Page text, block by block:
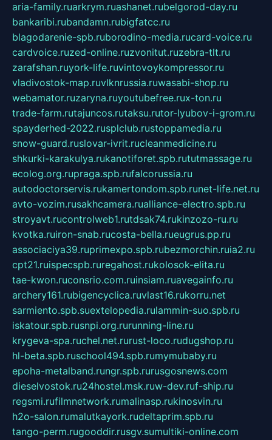
aria-family.ruarkrym.ruashanet.rubelgorod-day.ru
bankaribi.rubandamn.rubigfatcc.ru
blagodarenie-spb.ruborodino-media.rucard-voice.ru
cardvoice.ruzed-online.ruzvonitut.ruzebra-tlt.ru
zarafshan.ruyork-life.ruvintovoykompressor.ru
vladivostok-map.ruvlknrussia.ruwasabi-shop.ru
webamator.ruzaryna.ruyoutubefree.rux-ton.ru
trade-farm.rutajuncos.rutaksu.rutor-lyubov-i-grom.ru
spayderhed-2022.rusplclub.rustoppamedia.ru
snow-guard.ruslovar-ivrit.rucleanmedicine.ru
shkurki-karakulya.rukanotiforet.spb.rututmassage.ru
ecolog.org.rupraga.spb.rufalcorussia.ru
autodoctorservis.rukamertondom.spb.runet-life.net.ru
avto-vozim.rusakhcamera.rualliance-electro.spb.ru
stroyavt.rucontrolweb1.rutdsak74.rukinzozo-ru.ru
kvotka.ruiron-snab.rucosta-bella.rueugrus.pp.ru
associaciya39.ruprimexpo.spb.rubezmorchin.ruia2.ru
cpt21.ruispecspb.ruregahost.rukolosok-elita.ru
tae-kwon.ruconsrio.com.ruinsiam.ruavegainfo.ru
archery161.rubigencyclica.ruvlast16.rukorru.net
sarmiento.spb.suextelopedia.rulammin-suo.spb.ru
iskatour.spb.rusnpi.org.rurunning-line.ru
krygeva-spa.ruchel.net.rurust-loco.rudugshop.ru
hl-beta.spb.ruschool494.spb.rumymubaby.ru
epoha-metalband.rungr.spb.rurusgosnews.com
dieselvostok.ru24hostel.msk.ruw-dev.ruf-ship.ru
regsmi.rufilmnetwork.rumalinasp.rukinosvin.ru
h2o-salon.rumalutkayork.rudeltaprim.spb.ru
tango-perm.rugooddir.rusgv.sumultiki-online.com